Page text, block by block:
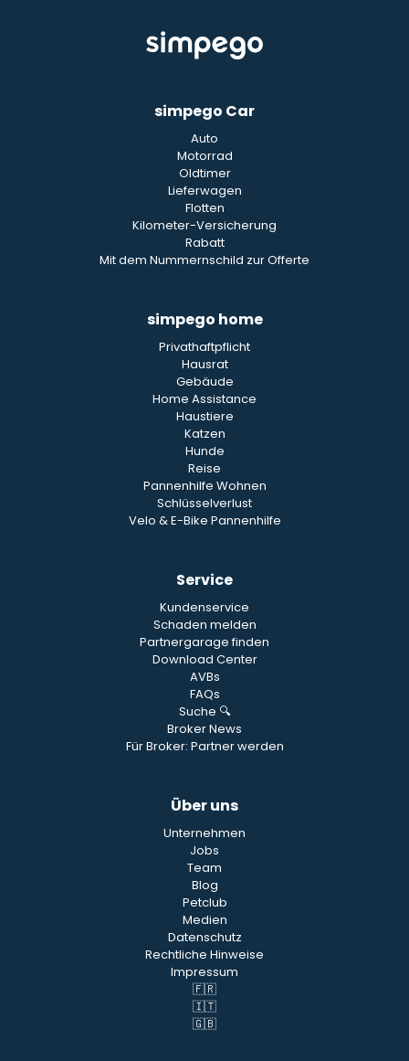
simpego Car
Auto
Motorrad
Oldtimer
Lieferwagen
Flotten
Kilometer-Versicherung
Rabatt
Mit dem Nummernschild zur Offerte
simpego home
Privathaftpflicht
Hausrat
Gebäude
Home Assistance
Haustiere
Katzen
Hunde
Reise
Pannenhilfe Wohnen
Schlüsselverlust
Velo & E-Bike Pannenhilfe
Service
Kundenservice
Schaden melden
Partnergarage finden
Download Center
AVBs
FAQs
Suche 🔍
Broker News
Für Broker: Partner werden
Über uns
Unternehmen
Jobs
Team
Blog
Petclub
Medien
Datenschutz
Rechtliche Hinweise
Impressum
🇫🇷
🇮🇹
🇬🇧